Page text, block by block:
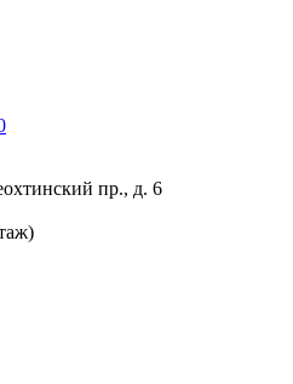
пр., д. 6